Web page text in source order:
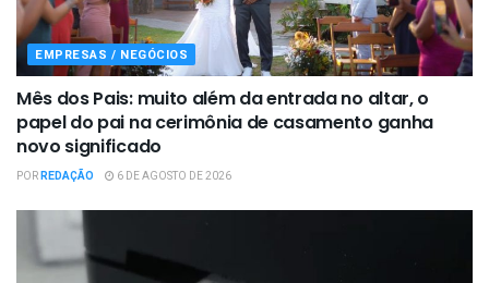
EMPRESAS / NEGÓCIOS
Mês dos Pais: muito além da entrada no altar, o
papel do pai na cerimônia de casamento ganha
novo significado
PORREDAÇÃO 6 DE AGOSTO DE 2026